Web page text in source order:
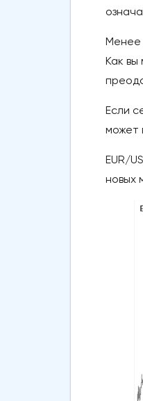
Менее
Как
Если
может
EUR/
новых